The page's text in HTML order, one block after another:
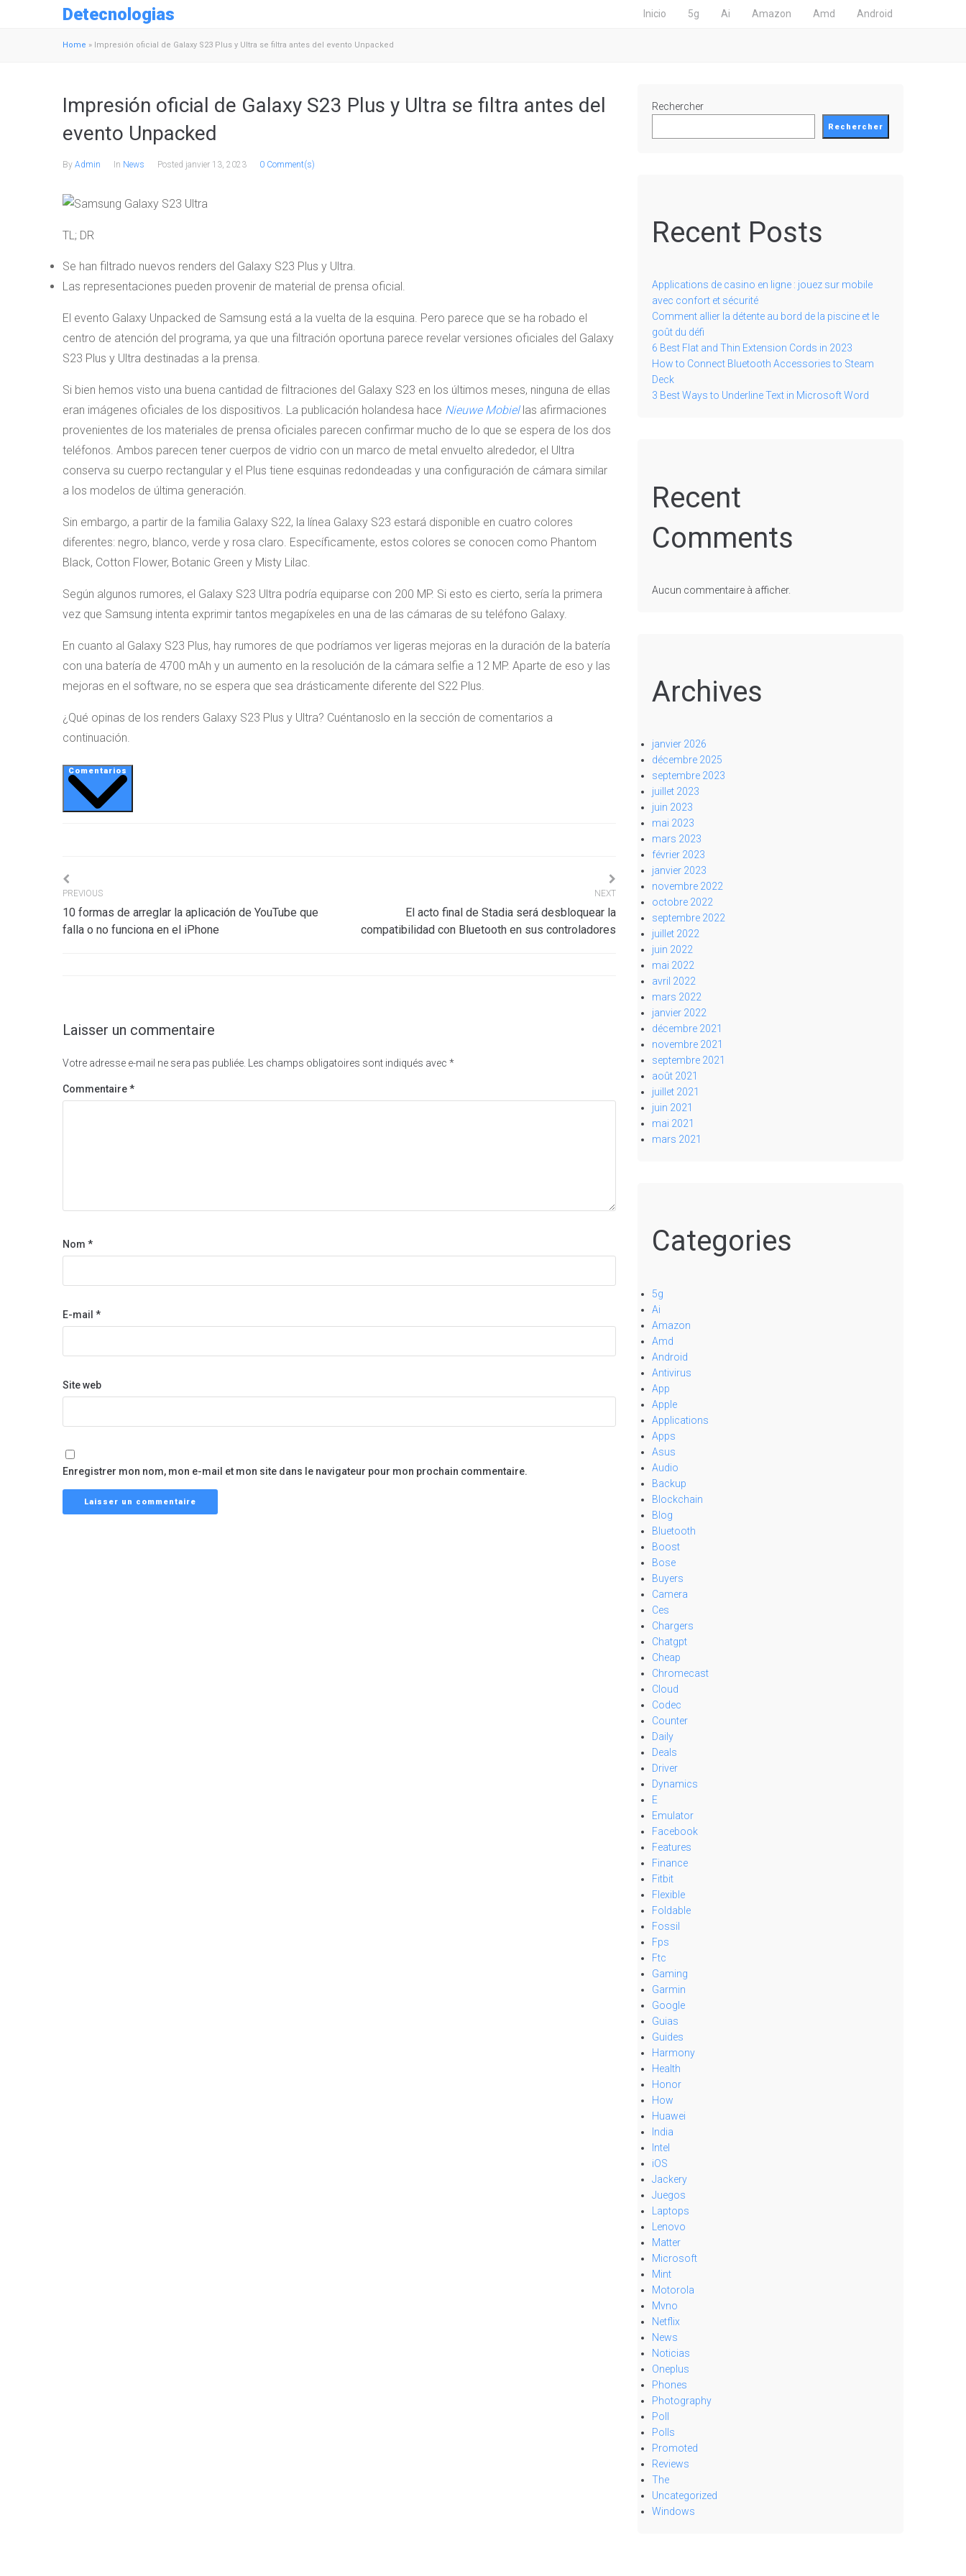
Detecnologias Inicio 5g Ai Amazon Amd Android
Home » Impresión oficial de Galaxy S23 Plus y Ultra se filtra antes del evento Unpacked
Impresión oficial de Galaxy S23 Plus y Ultra se filtra antes del
evento Unpacked
By Admin In News Posted janvier 13, 2023 0 Comment(s)
TL; DR
Se han filtrado nuevos renders del Galaxy S23 Plus y Ultra.
Las representaciones pueden provenir de material de prensa oficial.
El evento Galaxy Unpacked de Samsung está a la vuelta de la esquina. Pero parece que se ha robado el
centro de atención del programa, ya que una filtración oportuna parece revelar versiones oficiales del Galaxy
S23 Plus y Ultra destinadas a la prensa.
Si bien hemos visto una buena cantidad de filtraciones del Galaxy S23 en los últimos meses, ninguna de ellas
eran imágenes oficiales de los dispositivos. La publicación holandesa hace Nieuwe Mobiellas afirmaciones
provenientes de los materiales de prensa oficiales parecen confirmar mucho de lo que se espera de los dos
teléfonos. Ambos parecen tener cuerpos de vidrio con un marco de metal envuelto alrededor, el Ultra
conserva su cuerpo rectangular y el Plus tiene esquinas redondeadas y una configuración de cámara similar
a los modelos de última generación.
Sin embargo, a partir de la familia Galaxy S22, la línea Galaxy S23 estará disponible en cuatro colores
diferentes: negro, blanco, verde y rosa claro. Específicamente, estos colores se conocen como Phantom
Black, Cotton Flower, Botanic Green y Misty Lilac.
Según algunos rumores, el Galaxy S23 Ultra podría equiparse con 200 MP. Si esto es cierto, sería la primera
vez que Samsung intenta exprimir tantos megapíxeles en una de las cámaras de su teléfono Galaxy.
En cuanto al Galaxy S23 Plus, hay rumores de que podríamos ver ligeras mejoras en la duración de la batería
con una batería de 4700 mAh y un aumento en la resolución de la cámara selfie a 12 MP. Aparte de eso y las
mejoras en el software, no se espera que sea drásticamente diferente del S22 Plus.
¿Qué opinas de los renders Galaxy S23 Plus y Ultra? Cuéntanoslo en la sección de comentarios a
continuación.
Comentarios
Navigation
de
PREVIOUS
10 formas de arreglar la aplicación de YouTube que
falla o no funciona en el iPhone
NEXT
El acto final de Stadia será desbloquear la
compatibilidad con Bluetooth en sus controladores
Laisser un commentaire
Votre adresse e-mail ne sera pas publiée. Les champs obligatoires sont indiqués avec *
Commentaire*
Nom *
E-mail *
Site web
Enregistrer mon nom, mon e-mail et mon site dans le navigateur pour mon prochain commentaire.
Rechercher
Rechercher
Recent Posts
Applications de casino en ligne : jouez sur mobile
avec confort et sécurité
Comment allier la détente au bord de la piscine et le
goût du défi
6 Best Flat and Thin Extension Cords in 2023
How to Connect Bluetooth Accessories to Steam
Deck
3 Best Ways to Underline Text in Microsoft Word
Recent
Comments
Aucun commentaire à afficher.
Archives
janvier 2026
décembre 2025
septembre 2023
juillet 2023
juin 2023
mai 2023
mars 2023
février 2023
janvier 2023
novembre 2022
octobre 2022
septembre 2022
juillet 2022
juin 2022
mai 2022
avril 2022
mars 2022
janvier 2022
décembre 2021
novembre 2021
septembre 2021
août 2021
juillet 2021
juin 2021
mai 2021
mars 2021
Categories
5g
Ai
Amazon
Amd
Android
Antivirus
App
Apple
Applications
Apps
Asus
Audio
Backup
Blockchain
Blog
Bluetooth
Boost
Bose
Buyers
Camera
Ces
Chargers
Chatgpt
Cheap
Chromecast
Cloud
Codec
Counter
Daily
Deals
Driver
Dynamics
E
Emulator
Facebook
Features
Finance
Fitbit
Flexible
Foldable
Fossil
Fps
Ftc
Gaming
Garmin
Google
Guias
Guides
Harmony
Health
Honor
How
Huawei
India
Intel
iOS
Jackery
Juegos
Laptops
Lenovo
Matter
Microsoft
Mint
Motorola
Mvno
Netflix
News
Noticias
Oneplus
Phones
Photography
Poll
Polls
Promoted
Reviews
The
Uncategorized
Windows